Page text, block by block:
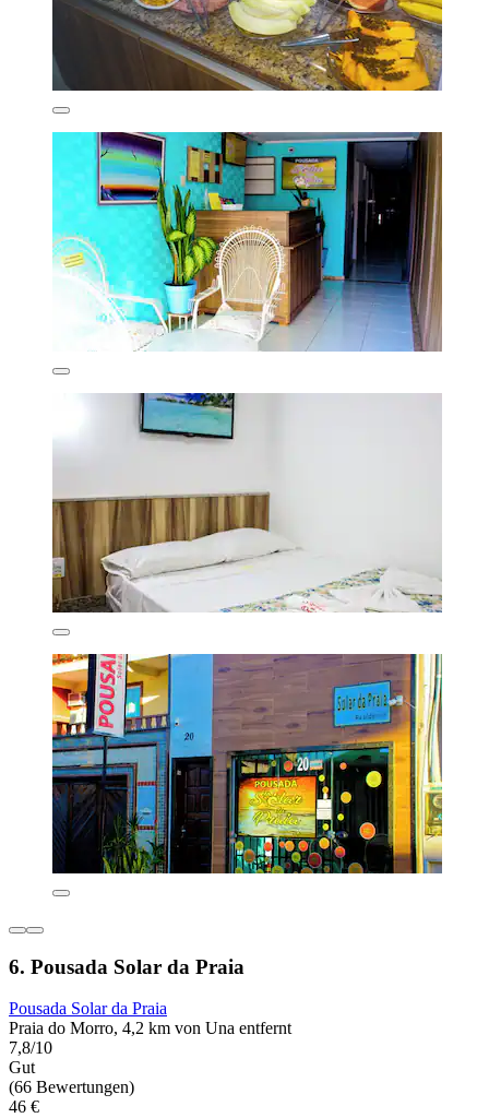
6. Pousada Solar da Praia
Pousada Solar da Praia
Praia do Morro, 4,2 km von Una entfernt
7,8/10
Gut
(66 Bewertungen)
46 €